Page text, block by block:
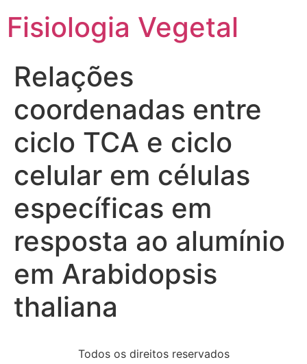
Fisiologia Vegetal
Relações
coordenadas entre
ciclo TCA e ciclo
celular em células
específicas em
resposta ao alumínio
em Arabidopsis
thaliana
Todos os direitos reservados